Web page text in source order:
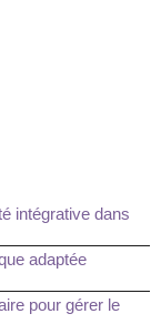
intégrative dans
adaptée
pour gérer le